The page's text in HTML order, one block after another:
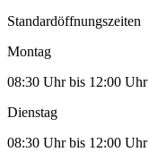
Standardöffnungszeiten
Montag
08:30 Uhr bis 12:00
Dienstag
08:30 Uhr bis 12:00